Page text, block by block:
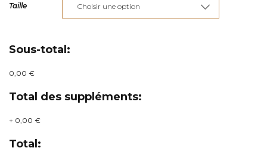
€285,00
Taille
Sous-total:
0,00 €
Total des suppléments:
+ 0,00 €
Total: